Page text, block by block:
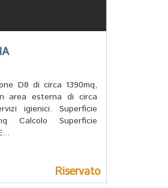
D8 di circa 1390mq,
area esterna di circa
igienici. Superficie
Calcolo Superficie
Riservato